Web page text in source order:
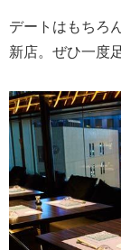
デートはもちろ
新店。ぜひ一度